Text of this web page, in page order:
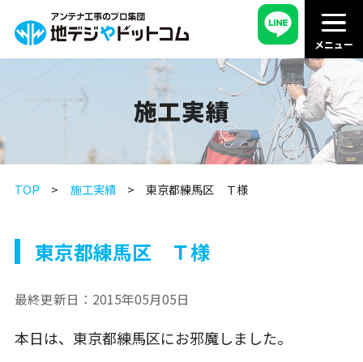
施工実績
TOP 施工実績 東京都練馬区 Ｔ様
東京都練馬区 Ｔ様
最終更新日： 2015年05月05日
本日は、東京都練馬区にお邪魔しました。